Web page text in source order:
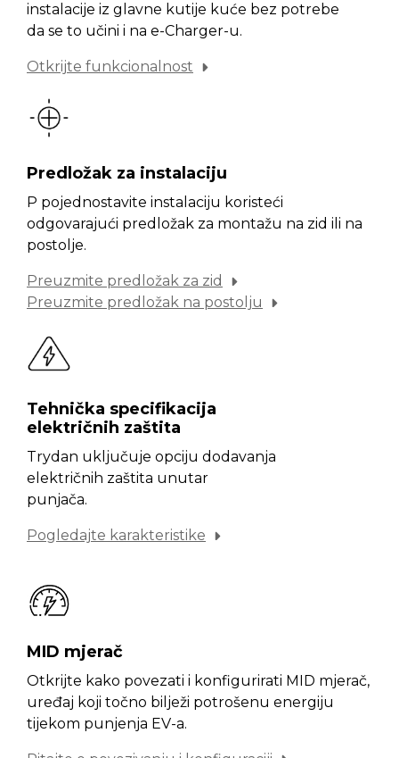
instalacije iz glavne kutije kuće bez potrebe
da se to učini i na e-Charger-u.
Otkrijte funkcionalnost
Predložak za instalaciju
P pojednostavite instalaciju koristeći
odgovarajući predložak za montažu na zid ili na
postolje.
Preuzmite predložak za zid
Preuzmite predložak na postolju
Tehnička specifikacija
električnih zaštita
Trydan uključuje opciju dodavanja
električnih zaštita unutar
punjača.
Pogledajte karakteristike
MID mjerač
Otkrijte kako povezati i konfigurirati MID mjerač,
uređaj koji točno bilježi potrošenu energiju
tijekom punjenja EV-a.